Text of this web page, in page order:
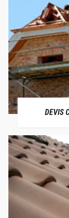
DEVIS